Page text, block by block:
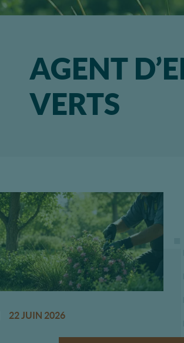
AGENT
VERTS
22 JUIN 2026